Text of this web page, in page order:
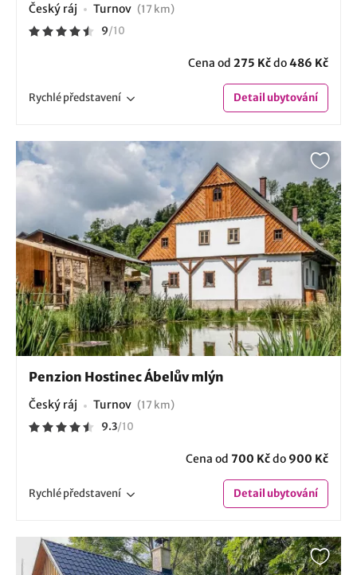
Český ráj Turnov (17 km)
9/10
Cena od 275 Kčdo486 Kč
Rychlépředstavení Detailubytování
Penzion Hostinec Ábelův mlýn
Český ráj Turnov (17 km)
9.3/10
Cena od 700 Kčdo 900 Kč
Rychlépředstavení Detailubytování